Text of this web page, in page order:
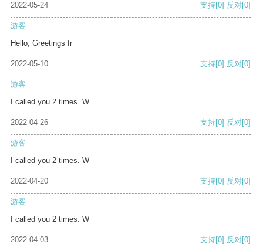
2022-05-24 支持[0] 反对[0]
游客
Hello, Greetings fr
2022-05-10 支持[0] 反对[0]
游客
I called you 2 times. W
2022-04-26 支持[0] 反对[0]
游客
I called you 2 times. W
2022-04-20 支持[0] 反对[0]
游客
I called you 2 times. W
2022-04-03 支持[0] 反对[0]